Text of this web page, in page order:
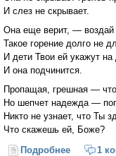
И слез не скрывает.
Она еще верит, — воздай
Такое горение долго не
И дети Твои ей укажут на
И она подчинится.
Пропащая, грешная —
Но шепчет надежда —
Никто не узнает, что Ты
Что скажешь ей, Боже?
Подробнее о 1